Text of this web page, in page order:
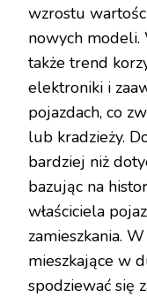
wzrostu
nowych
także trend
elektroniki i
pojazdach, co
lub kradzieży.
bardziej niż
bazując na
właściciela
zamieszkania.
mieszkające w
spodziewać się